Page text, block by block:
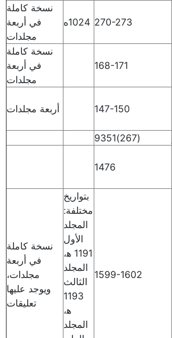
270-273 1024ه
نسخة كاملة
في أربعة
مجلدات
168-171
نسخة كاملة
في أربعة
مجلدات
147-150 أربعة مجلدات
(267)9351
1476
1599-1602
بتواريخ
مختلفة:
المجلد
الأول
1191 ه‍،
المجلد
الثالث
1193
ه‍،
المجلد
نسخة كاملة
في أربعة
مجلدات،
ويوجد عليها
تعليقات